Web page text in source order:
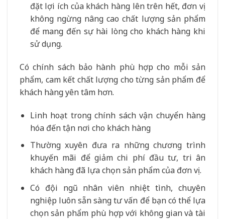
đặt lợi ích của khách hàng lên trên hết, đơn vị
không ngừng nâng cao chất lượng sản phẩm
để mang đến sự hài lòng cho khách hàng khi
sử dụng.
Có chính sách bảo hành phù hợp cho mỗi sản
phẩm, cam kết chất lượng cho từng sản phẩm để
khách hàng yên tâm hơn.
Linh hoạt trong chính sách vận chuyển hàng
hóa đến tận nơi cho khách hàng
Thường xuyên đưa ra những chương trình
khuyến mãi để giảm chi phí đầu tư, tri ân
khách hàng đã lựa chọn sản phẩm của đơn vị.
Có đội ngũ nhân viên nhiệt tình, chuyên
nghiệp luôn sẵn sàng tư vấn để bạn có thể lựa
chọn sản phẩm phù hợp với không gian và tài